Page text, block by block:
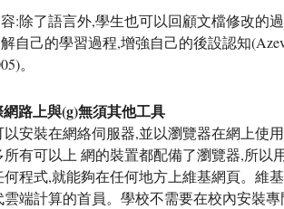
:除了語言外,學生也可以回顧文檔修改的
自己的學習過程,增強自己的後設認知
。
路上與(g)無須其他工具
以安裝在網絡伺服器,並以瀏覽器在網上使
所有可以上 網的裝置都配備了瀏覽器,所以
何程式,就能夠在任何地方上維基網頁。維
雲端計算的首員。學校不需要在校內安裝